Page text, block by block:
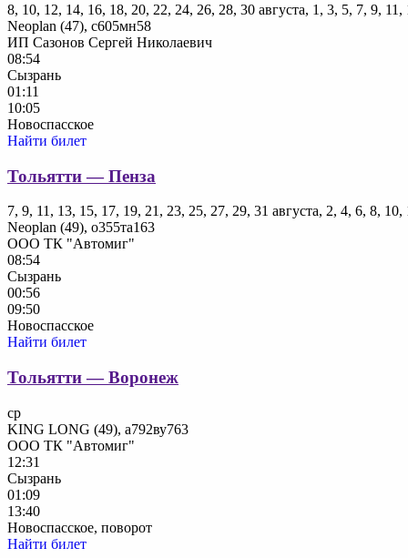
8, 10, 12, 14, 16, 18, 20, 22, 24, 26, 28, 30 августа, 1, 3, 5, 7, 9,
Neoplan (47), с605мн58
ИП Сазонов Сергей Николаевич
08:54
Сызрань
01:11
10:05
Новоспасское
Найти билет
Тольятти — Пенза
7, 9, 11, 13, 15, 17, 19, 21, 23, 25, 27, 29, 31 августа, 2, 4, 6, 8,
Neoplan (49), о355та163
ООО ТК "Автомиг"
08:54
Сызрань
00:56
09:50
Новоспасское
Найти билет
Тольятти — Воронеж
ср
KING LONG (49), а792ву763
ООО ТК "Автомиг"
12:31
Сызрань
01:09
13:40
Новоспасское, поворот
Найти билет